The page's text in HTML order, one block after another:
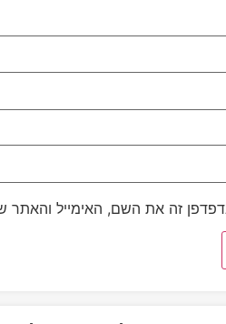
זה את השם, האימייל והאתר